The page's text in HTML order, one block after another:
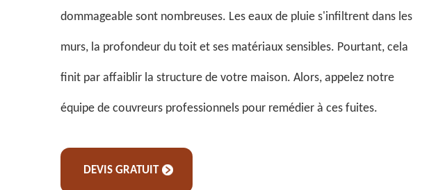
dommageable sont nombreuses. Les eaux de pluie s'infiltrent dans les
murs, la profondeur du toit et ses matériaux sensibles. Pourtant, cela
finit par affaiblir la structure de votre maison. Alors, appelez notre
équipe de couvreurs professionnels pour remédier à ces fuites.
DEVIS GRATUIT